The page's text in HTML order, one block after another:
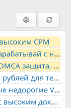
CPM
Партнерская программа VAVADA - Зарабатывай с нами!
DarkHost - Ваш надежный хостинг: DMCA защита, лояльность, анонимность
LITE.HOST - хостинг и серверы от 99 рублей для тех, кто любит не переплачивать. Доступ по SSH, поддержка PHP, GIT, COMPOSER, сертификаты Let's Encrypt
✅ rdp.monster | высококачественные недорогие VPS, RDP - выделенные серверы
Videoseed - новый видео-балансер с высоким доходом